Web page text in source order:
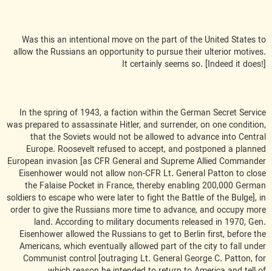
Was this an intentional move on the part of the United States to
allow the Russians an opportunity to pursue their ulterior motives.
It certainly seems so. [Indeed it does!]
In the spring of 1943, a faction within the German Secret Service
was prepared to assassinate Hitler, and surrender, on one condition,
that the Soviets would not be allowed to advance into Central
Europe. Roosevelt refused to accept, and postponed a planned
European invasion [as CFR General and Supreme Allied Commander
Eisenhower would not allow non-CFR Lt. General Patton to close
the Falaise Pocket in France, thereby enabling 200,000 German
soldiers to escape who were later to fight the Battle of the Bulge], in
order to give the Russians more time to advance, and occupy more
land. According to military documents released in 1970, Gen.
Eisenhower allowed the Russians to get to Berlin first, before the
Americans, which eventually allowed part of the city to fall under
Communist control [outraging Lt. General George C. Patton, for